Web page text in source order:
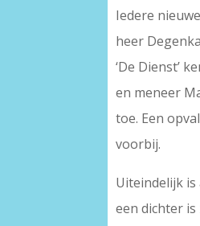
Iedere
heer
‘De Dienst’
en meneer
toe. Een
voorbij.
Uiteindelijk
een dichter